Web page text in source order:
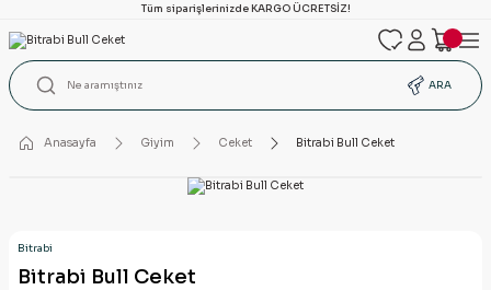
Tüm siparişlerinizde KARGO ÜCRETSİZ!
ARA
Anasayfa Giyim Ceket Bitrabi Bull Ceket
Bitrabi
Bitrabi Bull Ceket